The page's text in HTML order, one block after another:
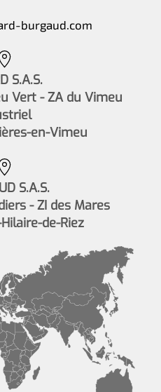
burgaud.com
S.A.S.
Vert - ZA du Vimeu
en-Vimeu
S.A.S.
- ZI des Mares
de-Riez